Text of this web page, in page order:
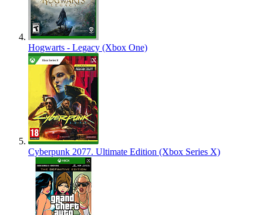
Hogwarts - Legacy (Xbox One)
Cyberpunk 2077. Ultimate Edition (Xbox Series X)